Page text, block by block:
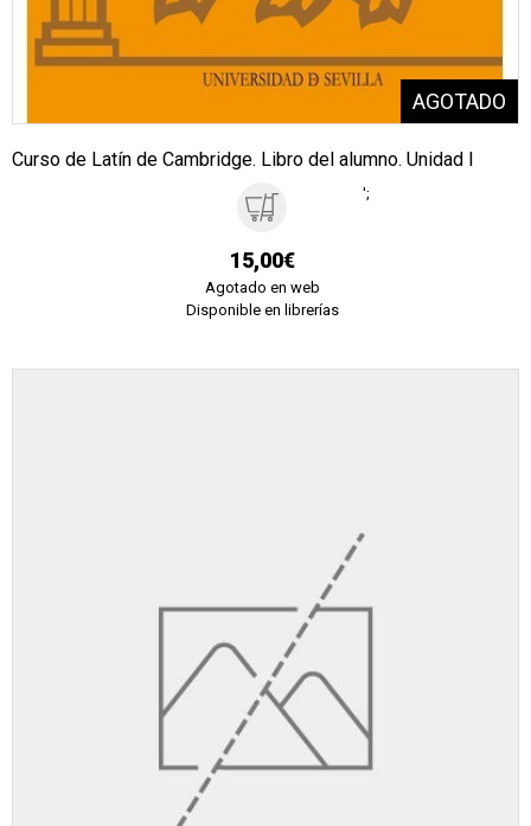
Curso de Latín de Cambridge. Libro del alumno. Unidad I
15,00€
Agotado en web
Disponible en librerías
';